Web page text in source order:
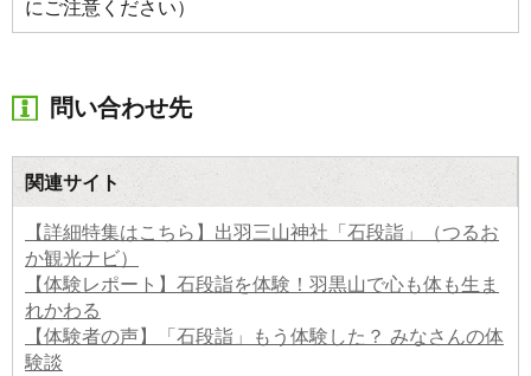
にご注意ください）
問い合わせ先
関連サイト
【詳細特集はこちら】出羽三山神社「石段詣」（つるお
か観光ナビ）
【体験レポート】石段詣を体験！羽黒山で心も体も生ま
れかわる
【体験者の声】「石段詣」もう体験した？ みなさんの体
験談